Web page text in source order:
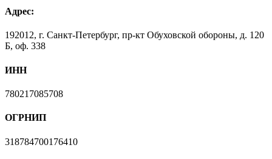
Адрес:
192012, г. Санкт-Петербург, пр-кт Обуховской обороны, д. 120
Б, оф. 338
ИНН
780217085708
ОГРНИП
318784700176410